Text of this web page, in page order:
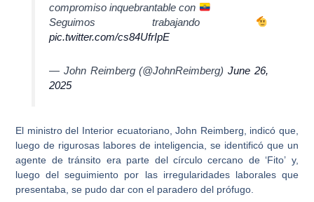
compromiso inquebrantable con
Seguimos trabajando
pic.twitter.com/cs84UfrIpE
— John Reimberg (@JohnReimberg) June 26,
2025
El ministro del Interior ecuatoriano, John Reimberg, indicó que,
luego de rigurosas labores de inteligencia, se identificó que un
agente de tránsito era parte del círculo cercano de ‘Fito’ y,
luego del seguimiento por las irregularidades laborales que
presentaba, se pudo dar con el paradero del prófugo.